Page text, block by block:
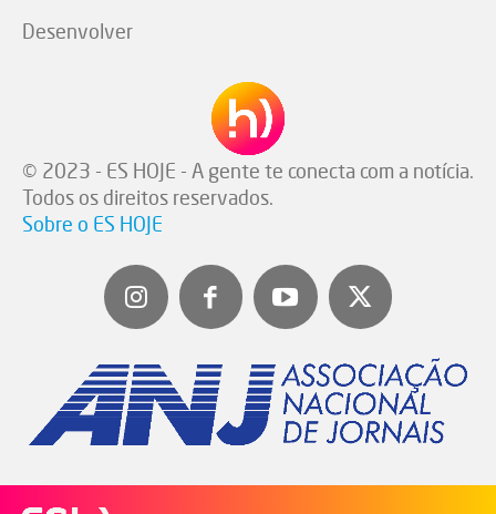
Desenvolver
© 2023 - ES HOJE - A gente te conecta com a notícia.
Todos os direitos reservados.
Sobre o ES HOJE